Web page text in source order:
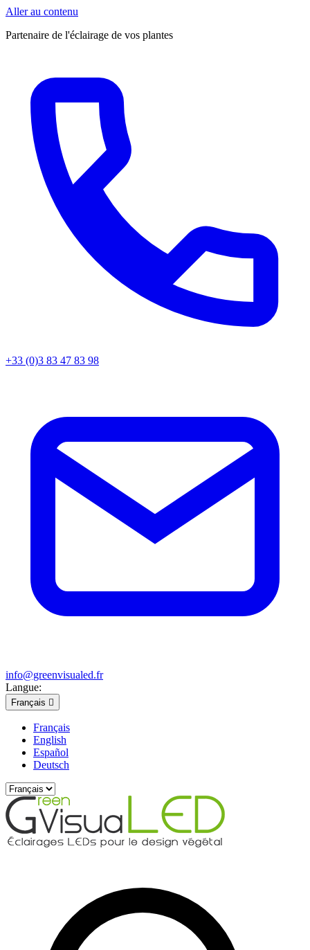
Aller au contenu
Partenaire de l'éclairage de vos plantes
+33 (0)3 83 47 83 98
info@greenvisualed.fr
Langue:
Français 
Français
English
Español
Deutsch